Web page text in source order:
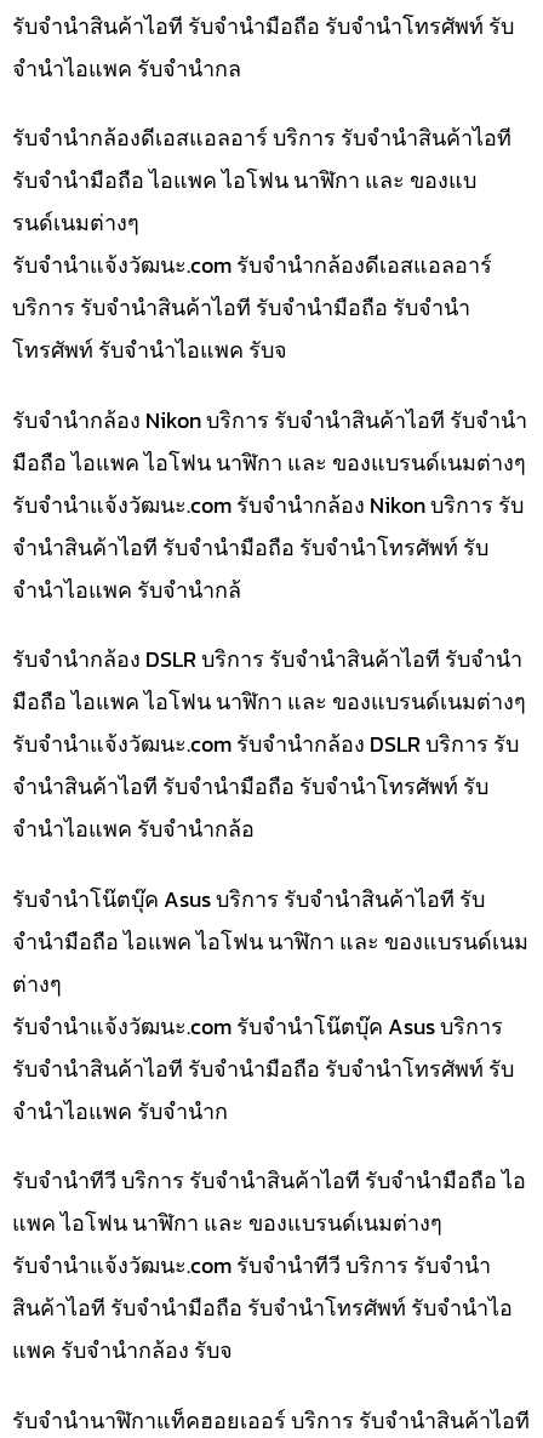
รับจำนำสินค้าไอที รับจำนำมือถือ รับจำนำโทรศัพท์ รับ
จำนำไอแพค รับจำนำกล
รับจำนำกล้องดีเอสแอลอาร์ บริการ รับจำนำสินค้าไอที
รับจำนำมือถือ ไอแพค ไอโฟน นาฬิกา และ ของแบ
รนด์เนมต่างๆ
รับจํานําแจ้งวัฒนะ.com รับจำนำกล้องดีเอสแอลอาร์
บริการ รับจำนำสินค้าไอที รับจำนำมือถือ รับจำนำ
โทรศัพท์ รับจำนำไอแพค รับจ
รับจำนำกล้อง Nikon บริการ รับจำนำสินค้าไอที รับจำนำ
มือถือ ไอแพค ไอโฟน นาฬิกา และ ของแบรนด์เนมต่างๆ
รับจํานําแจ้งวัฒนะ.com รับจำนำกล้อง Nikon บริการ รับ
จำนำสินค้าไอที รับจำนำมือถือ รับจำนำโทรศัพท์ รับ
จำนำไอแพค รับจำนำกล้
รับจำนำกล้อง DSLR บริการ รับจำนำสินค้าไอที รับจำนำ
มือถือ ไอแพค ไอโฟน นาฬิกา และ ของแบรนด์เนมต่างๆ
รับจํานําแจ้งวัฒนะ.com รับจำนำกล้อง DSLR บริการ รับ
จำนำสินค้าไอที รับจำนำมือถือ รับจำนำโทรศัพท์ รับ
จำนำไอแพค รับจำนำกล้อ
รับจำนำโน๊ตบุ๊ค Asus บริการ รับจำนำสินค้าไอที รับ
จำนำมือถือ ไอแพค ไอโฟน นาฬิกา และ ของแบรนด์เนม
ต่างๆ
รับจํานําแจ้งวัฒนะ.com รับจำนำโน๊ตบุ๊ค Asus บริการ
รับจำนำสินค้าไอที รับจำนำมือถือ รับจำนำโทรศัพท์ รับ
จำนำไอแพค รับจำนำก
รับจำนำทีวี บริการ รับจำนำสินค้าไอที รับจำนำมือถือ ไอ
แพค ไอโฟน นาฬิกา และ ของแบรนด์เนมต่างๆ
รับจํานําแจ้งวัฒนะ.com รับจำนำทีวี บริการ รับจำนำ
สินค้าไอที รับจำนำมือถือ รับจำนำโทรศัพท์ รับจำนำไอ
แพค รับจำนำกล้อง รับจ
รับจำนำนาฬิกาแท็คฮอยเออร์ บริการ รับจำนำสินค้าไอที